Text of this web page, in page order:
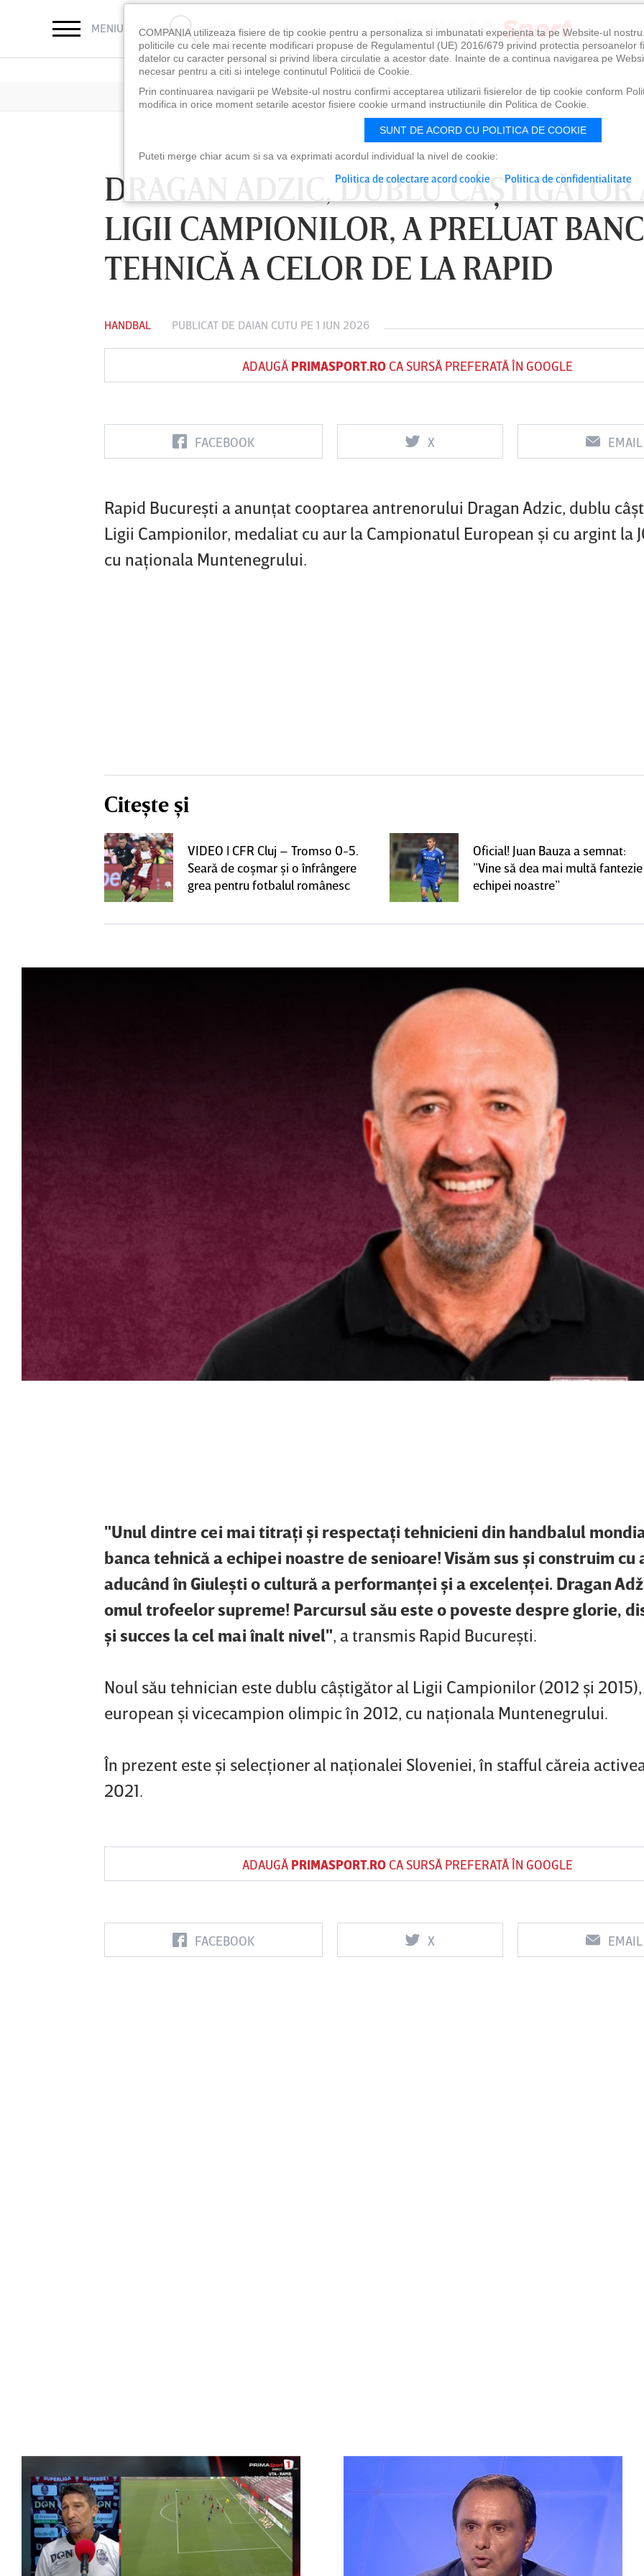
MENIU CAUTĂ
DRAGAN ADZIC, DUBLU CÂŞTIGĂTOR
LIGII CAMPIONILOR, A PRELUAT
TEHNICĂ A CELOR DE LA RAPID
HANDBAL PUBLICAT DE DAIAN CUTU PE 1 IUN 2026
ADAUGĂ PRIMASPORT.ROCA SURSĂ PREFERATĂ ÎN GOOGLE
FACEBOOK X EMAIL
Rapid Bucureşti a anunţat cooptarea antrenorului Dragan Adzic, dublu
Ligii Campionilor, medaliat cu aur la Campionatul European şi cu argint la
cu naţionala Muntenegrului.
Citește și
VIDEO | CFR Cluj – Tromso 0-5.
Seară de coşmar şi o înfrângere
grea pentru fotbalul românesc
Oficial! Juan Bauza a semnat:
”Vine să dea mai multă fantezie
echipei noastre”
"Unul dintre cei mai titraţi şi respectaţi tehnicieni din handbalul
banca tehnică a echipei noastre de senioare! Visăm sus şi construim cu
aducând în Giuleşti o cultură a performanţei şi a excelenţei. Dragan
omul trofeelor supreme! Parcursul său este o poveste despre glorie,
şi succes la cel mai înalt nivel", a transmis Rapid Bucureşti.
Noul său tehnician este dublu câştigător al Ligii Campionilor (2012 şi
european şi vicecampion olimpic în 2012, cu naţionala Muntenegrului.
În prezent este şi selecţioner al naţionalei Sloveniei, în stafful căreia
2021.
ADAUGĂ PRIMASPORT.ROCA SURSĂ PREFERATĂ ÎN GOOGLE
FACEBOOK X EMAIL
FC Botoşani
Vs
Corvinul
Hunedoara
Sepsi OSK Sf
Vs
FCSB UTA Arad
Vs
Rapid
COMPANIA utilizeaza fisiere de tip cookie pentru a personaliza si imbunatati experienta ta pe Website-ul
politicile cu cele mai recente modificari propuse de Regulamentul (UE) 2016/679 privind protectia persoanelor
datelor cu caracter personal si privind libera circulatie a acestor date. Inainte de a continua navigarea pe
necesar pentru a citi si intelege continutul Politicii de Cookie.
Prin continuarea navigarii pe Website-ul nostru confirmi acceptarea utilizarii fisierelor de tip cookie conform
modifica in orice moment setarile acestor fisiere cookie urmand instructiunile din Politica de Cookie.
SUNT DE ACORD CU POLITICA DE COOKIE
Puteti merge chiar acum si sa va exprimati acordul individual la nivel de cookie:
Politica de colectare acord cookie Politica de confidentialitate